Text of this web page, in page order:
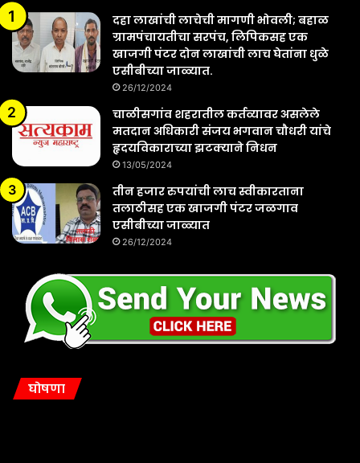
दहा लाखांची लाचेची मागणी भोवली; बहाळ
ग्रामपंचायतीचा सरपंच, लिपिकसह एक
खाजगी पंटर दोन लाखांची लाच घेतांना धुळे
एसीबीच्या जाळ्यात.
26/12/2024
चाळीसगांव शहरातील कर्तव्यावर असलेले
मतदान अधिकारी संजय भगवान चौधरी यांचे
हृदयविकाराच्या झटक्याने निधन
13/05/2024
तीन हजार रुपयांची लाच स्वीकारताना
तलाठीसह एक खाजगी पंटर जळगाव
एसीबीच्या जाळ्यात
26/12/2024
घोषणा